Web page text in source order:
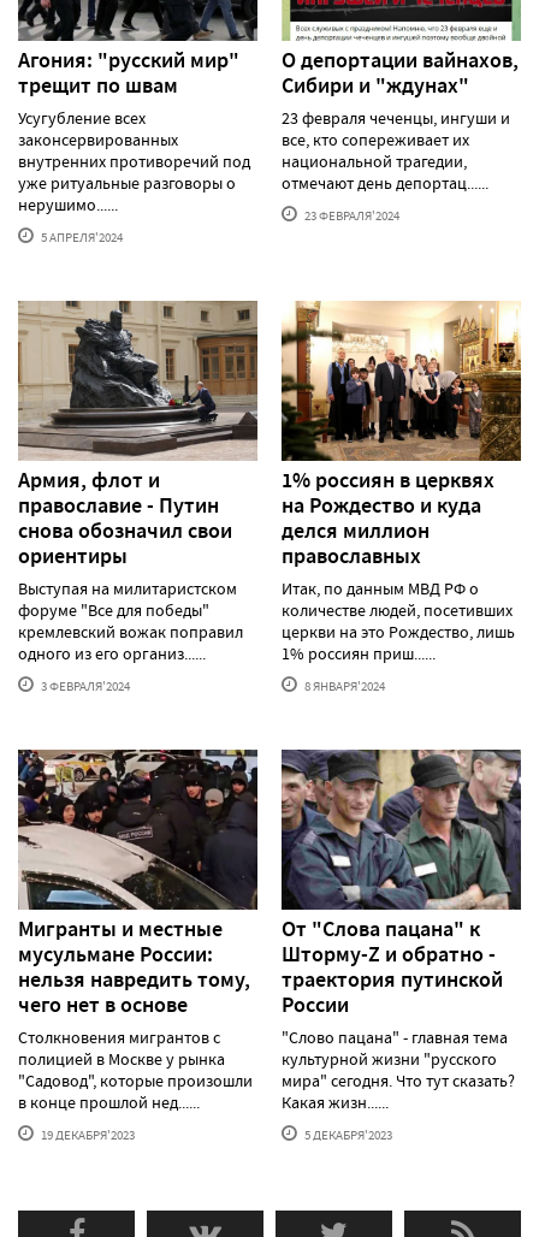
Агония: "русский мир"
трещит по швам
Усугубление всех
законсервированных
внутренних противоречий под
уже ритуальные разговоры о
нерушимо......
5 АПРЕЛЯ'2024
О депортации вайнахов,
Сибири и "ждунах"
23 февраля чеченцы, ингуши и
все, кто сопереживает их
национальной трагедии,
отмечают день депортац......
23 ФЕВРАЛЯ'2024
Армия, флот и
православие - Путин
снова обозначил свои
ориентиры
Выступая на милитаристском
форуме "Все для победы"
кремлевский вожак поправил
одного из его организ......
3 ФЕВРАЛЯ'2024
1% россиян в церквях
на Рождество и куда
делся миллион
православных
Итак, по данным МВД РФ о
количестве людей, посетивших
церкви на это Рождество, лишь
1% россиян приш......
8 ЯНВАРЯ'2024
Мигранты и местные
мусульмане России:
нельзя навредить тому,
чего нет в основе
Столкновения мигрантов с
полицией в Москве у рынка
"Садовод", которые произошли
в конце прошлой нед......
19 ДЕКАБРЯ'2023
От "Слова пацана" к
Шторму-Z и обратно -
траектория путинской
России
"Слово пацана" - главная тема
культурной жизни "русского
мира" сегодня. Что тут сказать?
Какая жизн......
5 ДЕКАБРЯ'2023